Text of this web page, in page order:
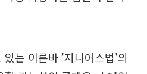
는 이른바 '지니어스법'의